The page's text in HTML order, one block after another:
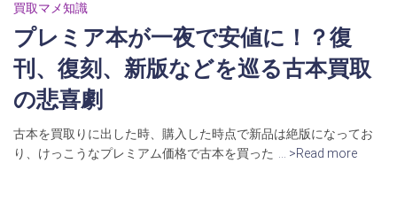
買取マメ知識
プレミア本が一夜で安値に！？復
刊、復刻、新版などを巡る古本買取
の悲喜劇
古本を買取りに出した時、購入した時点で新品は絶版になってお
り、けっこうなプレミアム価格で古本を買った
… >Read more